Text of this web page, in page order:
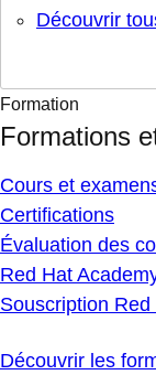
Découvrir
Formation
Formations
Cours et
Certifications
Évaluation des
Red Hat
Souscription
Découvrir les